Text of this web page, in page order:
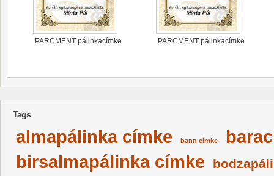
PARCMENT pálinkacímke PARCMENT pálinkacímke
Tags
almapálinka címke bann címke
birsalmapálinka címke